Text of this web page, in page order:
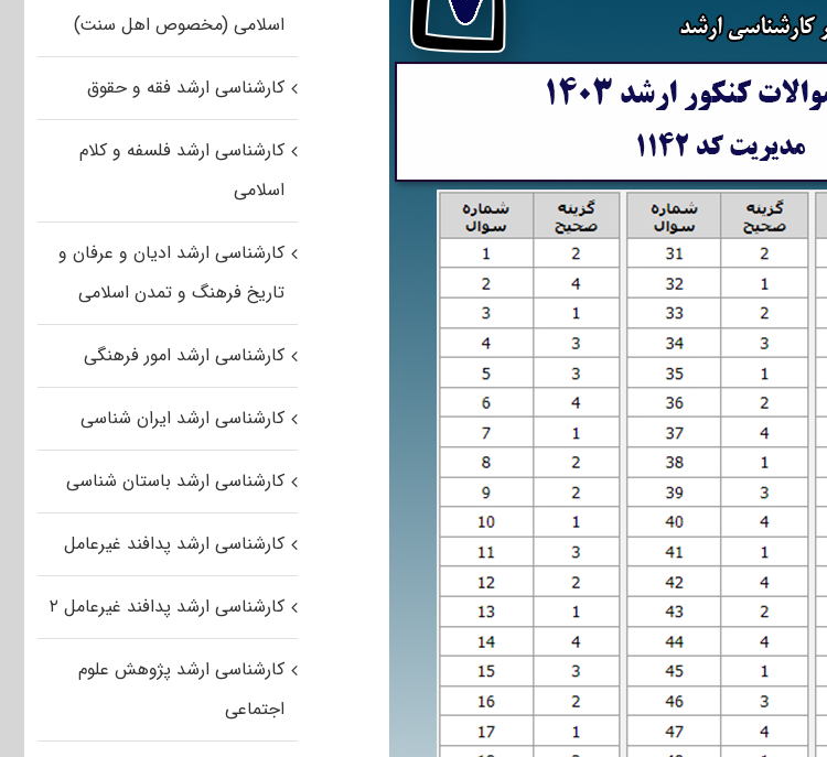
اسلامی (مخصوص اهل سنت)
کارشناسی ارشد فقه و حقوق
کارشناسی ارشد فلسفه و کلام
اسلامی
کارشناسی ارشد ادیان و عرفان و
تاریخ فرهنگ و تمدن اسلامی
کارشناسی ارشد امور فرهنگی
کارشناسی ارشد ایران شناسی
کارشناسی ارشد باستان شناسی
کارشناسی ارشد پدافند غیرعامل
کارشناسی ارشد پدافند غیرعامل ۲
کارشناسی ارشد پژوهش علوم
اجتماعی